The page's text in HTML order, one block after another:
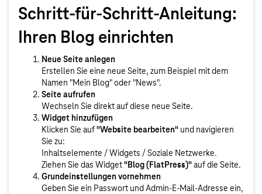
Schritt-für-Schritt-Anleitung:
Ihren Blog einrichten
Neue Seite anlegen
Erstellen Sie eine neue Seite, zum Beispiel mit dem
Namen "Mein Blog" oder "News".
Seite aufrufen
Wechseln Sie direkt auf diese neue Seite.
Widget hinzufügen
Klicken Sie auf"Website bearbeiten" und navigieren
Sie zu:
Inhaltselemente / Widgets / Soziale Netzwerke.
Ziehen Sie das Widget"Blog (FlatPress)"auf die Seite.
Grundeinstellungen vornehmen
Geben Sie ein Passwort und Admin-E-Mail-Adresse ein,